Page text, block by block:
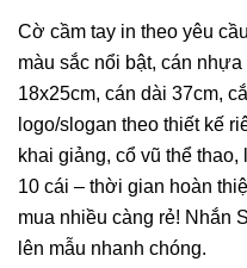
Cờ cầm tay in theo yêu
màu sắc nổi bật, cán
18x25cm, cán dài 37cm,
logo/slogan theo thiết kế
khai giảng, cổ vũ thể
10 cái – thời gian hoàn
mua nhiều càng rẻ! Nhắn
lên mẫu nhanh chóng.